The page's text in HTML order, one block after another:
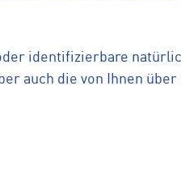
identifizierbare
auch die von Ihnen